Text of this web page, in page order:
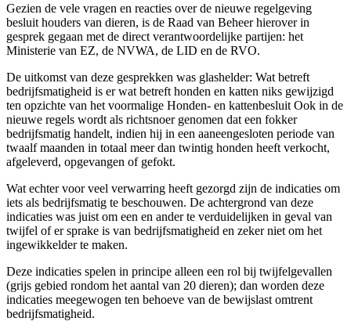
Gezien de vele vragen en reacties over de nieuwe regelgeving
besluit houders van dieren, is de Raad van Beheer hierover in
gesprek gegaan met de direct verantwoordelijke partijen: het
Ministerie van EZ, de NVWA, de LID en de RVO.
De uitkomst van deze gesprekken was glashelder: Wat betreft
bedrijfsmatigheid is er wat betreft honden en katten niks gewijzigd
ten opzichte van het voormalige Honden- en kattenbesluit Ook in de
nieuwe regels wordt als richtsnoer genomen dat een fokker
bedrijfsmatig handelt, indien hij in een aaneengesloten periode van
twaalf maanden in totaal meer dan twintig honden heeft verkocht,
afgeleverd, opgevangen of gefokt.
Wat echter voor veel verwarring heeft gezorgd zijn de indicaties om
iets als bedrijfsmatig te beschouwen. De achtergrond van deze
indicaties was juist om een en ander te verduidelijken in geval van
twijfel of er sprake is van bedrijfsmatigheid en zeker niet om het
ingewikkelder te maken.
Deze indicaties spelen in principe alleen een rol bij twijfelgevallen
(grijs gebied rondom het aantal van 20 dieren); dan worden deze
indicaties meegewogen ten behoeve van de bewijslast omtrent
bedrijfsmatigheid.